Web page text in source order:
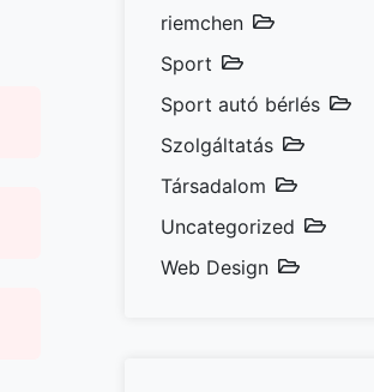
riemchen
Sport
Sport autó bérlés
Szolgáltatás
Társadalom
Uncategorized
Web Design